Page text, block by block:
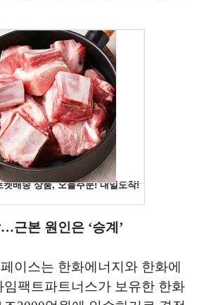
근본 원인은 ‘승계’
이스는 한화에너지와 한화에
임팩트파트너스가 보유한 한화